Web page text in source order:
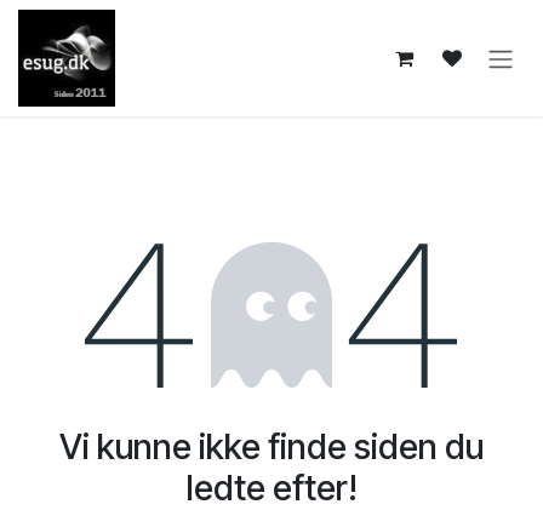
Skip to Content
Fejl 404
Vi kunne ikke finde siden du
ledte efter!